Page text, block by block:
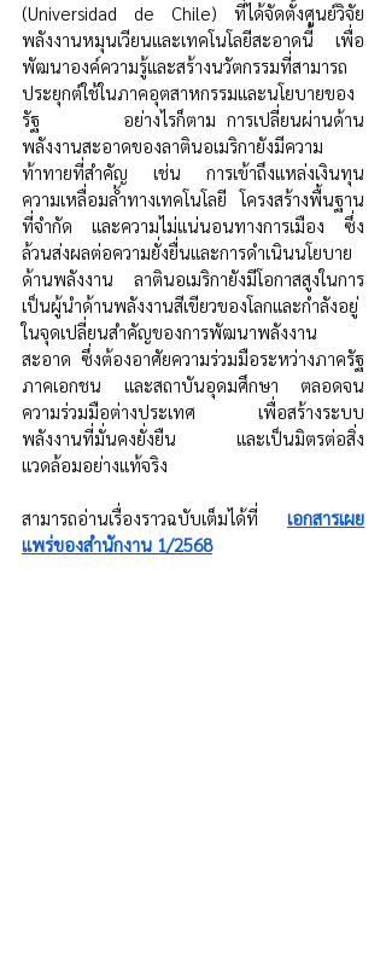
(Universidad de Chile) ที่ได้จัดตั้งศูนย์วิจัย
พลังงานหมุนเวียนและเทคโนโลยีสะอาดนี้ เพื่อ
พัฒนาองค์ความรู้และสร้างนวัตกรรมที่สามารถ
ประยุกต์ใช้ในภาคอุตสาหกรรมและนโยบายของ
รัฐ        อย่างไรก็ตาม การเปลี่ยนผ่านด้าน
พลังงานสะอาดของลาตินอเมริกายังมีความ
ท้าทายที่สำคัญ เช่น การเข้าถึงแหล่งเงินทุน
ความเหลื่อมล้ำทางเทคโนโลยี โครงสร้างพื้นฐาน
ที่จำกัด และความไม่แน่นอนทางการเมือง ซึ่ง
ล้วนส่งผลต่อความยั่งยื่นและการดำเนินนโยบาย
ด้านพลังงาน ลาตินอเมริกายังมีโอกาสสูงในการ
เป็นผู้นำด้านพลังงานสีเขียวของโลกและกำลังอยู่
ในจุดเปลี่ยนสำคัญของการพัฒนาพลังงาน
สะอาด ซึ่งต้องอาศัยความร่วมมือระหว่างภาครัฐ
ภาคเอกชน และสถาบันอุดมศึกษา ตลอดจน
ความร่วมมือต่างประเทศ เพื่อสร้างระบบ
พลังงานที่มั่นคงยั่งยืน และเป็นมิตรต่อสิ่ง
แวดล้อมอย่างแท้จริง
สามารถอ่านเรื่องราวฉบับเต็มได้ที่ เอกสารเผย
แพร่ของสำนักงาน 1/2568